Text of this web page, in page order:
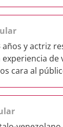
y actriz
cara al